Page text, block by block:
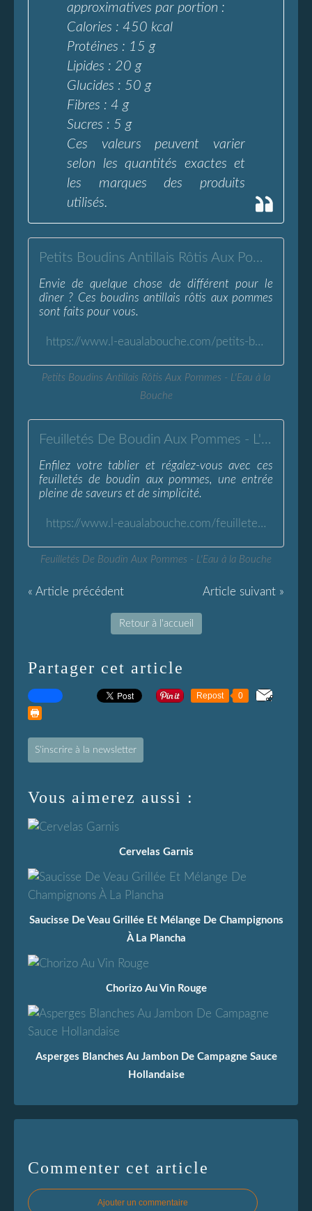
approximatives par portion :
Calories : 450 kcal
Protéines : 15 g
Lipides : 20 g
Glucides : 50 g
Fibres : 4 g
Sucres : 5 g
Ces valeurs peuvent varier
selon les quantités exactes et
les marques des produits
utilisés.
Petits Boudins Antillais Rôtis Aux Pommes - L'Eau à la Bouche
Envie de quelque chose de différent pour le
dîner ? Ces boudins antillais rôtis aux pommes
sont faits pour vous.
https://www.l-eaualabouche.com/petits-boudins-antillais-rotis-pommes.html
Petits Boudins Antillais Rôtis Aux Pommes - L'Eau à la
Bouche
Feuilletés De Boudin Aux Pommes - L'Eau à la Bouche
Enfilez votre tablier et régalez-vous avec ces
feuilletés de boudin aux pommes, une entrée
pleine de saveurs et de simplicité.
https://www.l-eaualabouche.com/feuilletes-de-boudin-aux-pommes.html
Feuilletés De Boudin Aux Pommes - L'Eau à la Bouche
« Article précédent Article suivant »
Retour à l'accueil
Partager cet article
Repost 0
S'inscrire à la newsletter
Vous aimerez aussi :
Cervelas Garnis
Saucisse De Veau Grillée Et Mélange De Champignons
À La Plancha
Chorizo Au Vin Rouge
Asperges Blanches Au Jambon De Campagne Sauce
Hollandaise
Commenter cet article
Ajouter un commentaire